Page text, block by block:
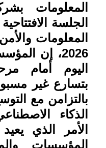
المعلومات
الجلسة
المعلومات
2026، إن
اليوم أمام
بتسارع غير
بالتزامن مع
الذكاء
الأمر الذي
المؤسسات